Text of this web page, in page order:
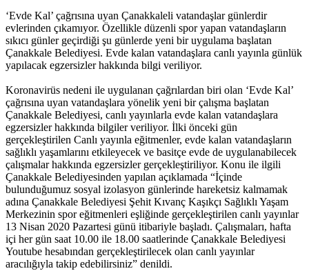
‘Evde Kal’ çağrısına uyan Çanakkaleli vatandaşlar günlerdir
evlerinden çıkamıyor. Özellikle düzenli spor yapan vatandaşların
sıkıcı günler geçirdiği şu günlerde yeni bir uygulama başlatan
Çanakkale Belediyesi. Evde kalan vatandaşlara canlı yayınla günlük
yapılacak egzersizler hakkında bilgi veriliyor.
Koronavirüs nedeni ile uygulanan çağrılardan biri olan ‘Evde Kal’
çağrısına uyan vatandaşlara yönelik yeni bir çalışma başlatan
Çanakkale Belediyesi, canlı yayınlarla evde kalan vatandaşlara
egzersizler hakkında bilgiler veriliyor. İlki önceki gün
gerçekleştirilen Canlı yayınla eğitmenler, evde kalan vatandaşların
sağlıklı yaşamlarını etkileyecek ve basitçe evde de uygulanabilecek
çalışmalar hakkında egzersizler gerçekleştiriliyor. Konu ile ilgili
Çanakkale Belediyesinden yapılan açıklamada “İçinde
bulunduğumuz sosyal izolasyon günlerinde hareketsiz kalmamak
adına Çanakkale Belediyesi Şehit Kıvanç Kaşıkçı Sağlıklı Yaşam
Merkezinin spor eğitmenleri eşliğinde gerçekleştirilen canlı yayınlar
13 Nisan 2020 Pazartesi günü itibariyle başladı. Çalışmaları, hafta
içi her gün saat 10.00 ile 18.00 saatlerinde Çanakkale Belediyesi
Youtube hesabından gerçekleştirilecek olan canlı yayınlar
aracılığıyla takip edebilirsiniz” denildi.